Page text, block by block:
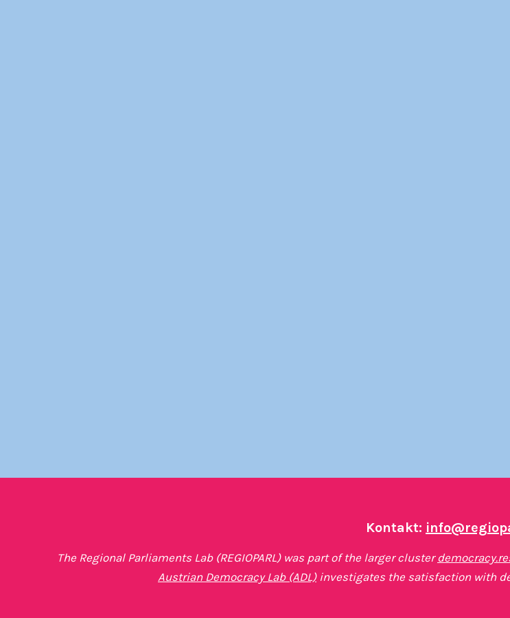
Kontakt:
The Regional Parliaments Lab (REGIOPARL) was part of the larger cluster
Austrian Democracy Lab (ADL)investigates the satisfaction with